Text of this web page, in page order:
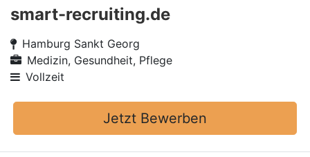
smart-recruiting.de
Hamburg Sankt Georg
Medizin, Gesundheit, Pflege
Vollzeit
Jetzt Bewerben